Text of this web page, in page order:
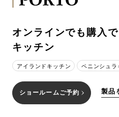
オンラインでも購入
キッチン
アイランドキッチン ペニンシュラ
ショールームご予約 製品